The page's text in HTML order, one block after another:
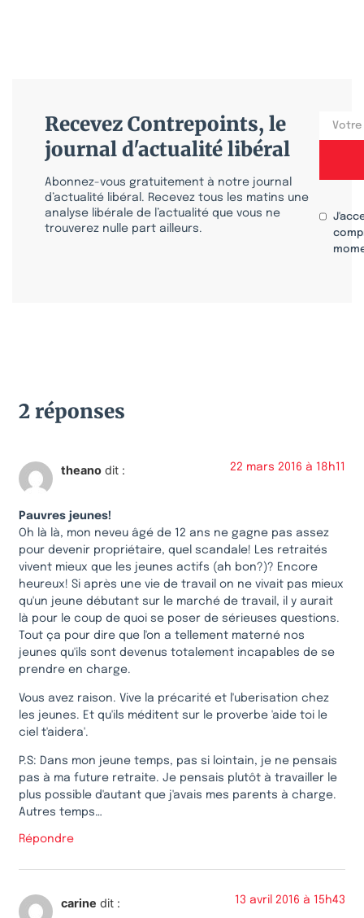
Recevez Contrepoints, le
journal d'actualité libéral
Abonnez-vous gratuitement à notre journal
d’actualité libéral. Recevez tous les matins une
analyse libérale de l’actualité que vous ne
trouverez nulle part ailleurs.
2 réponses
theano dit : 22 mars 2016 à 18h11
Pauvres jeunes!
Oh là là, mon neveu âgé de 12 ans ne gagne pas assez
pour devenir propriétaire, quel scandale! Les retraités
vivent mieux que les jeunes actifs (ah bon?)? Encore
heureux! Si après une vie de travail on ne vivait pas mieux
qu'un jeune débutant sur le marché de travail, il y aurait
là pour le coup de quoi se poser de sérieuses questions.
Tout ça pour dire que l'on a tellement materné nos
jeunes qu'ils sont devenus totalement incapables de se
prendre en charge.
Vous avez raison. Vive la précarité et l'uberisation chez
les jeunes. Et qu'ils méditent sur le proverbe 'aide toi le
ciel t'aidera'.
P.S: Dans mon jeune temps, pas si lointain, je ne pensais
pas à ma future retraite. Je pensais plutôt à travailler le
plus possible d'autant que j'avais mes parents à charge.
Autres temps…
Répondre
carine dit : 13 avril 2016 à 15h43